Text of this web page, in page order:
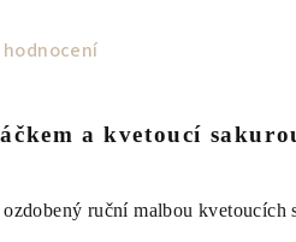
a kvetoucí
ozdobený ruční malbou kvetoucích